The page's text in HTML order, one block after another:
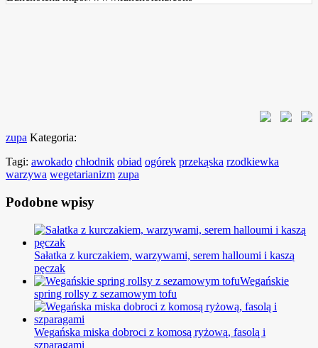
zupa Kategoria:
Tagi: awokado chłodnik obiad ogórek przekąska rzodkiewka
warzywa wegetarianizm zupa
Podobne wpisy
Sałatka z kurczakiem, warzywami, serem halloumi i kaszą
pęczak
Wegańskie
spring rollsy z sezamowym tofu
Wegańska miska dobroci z komosą ryżową, fasolą i
szparagami